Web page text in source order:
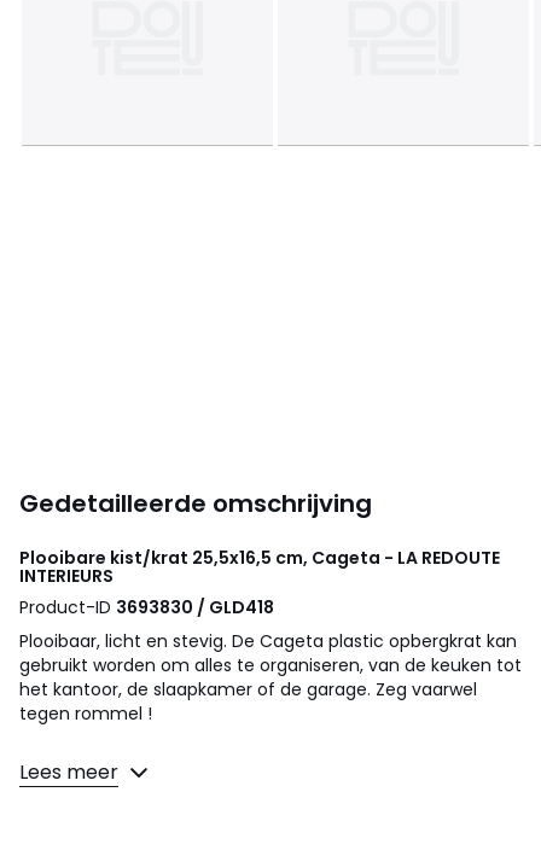
Gedetailleerde omschrijving
Plooibare kist/krat 25,5x16,5 cm, Cageta - LA REDOUTE
INTERIEURS
Product-ID 3693830 / GLD418
Plooibaar, licht en stevig. De Cageta plastic opbergkrat kan
gebruikt worden om alles te organiseren, van de keuken tot
het kantoor, de slaapkamer of de garage. Zeg vaarwel
tegen rommel !
Omschrijving
• 100% polypropyleen
Lees meer